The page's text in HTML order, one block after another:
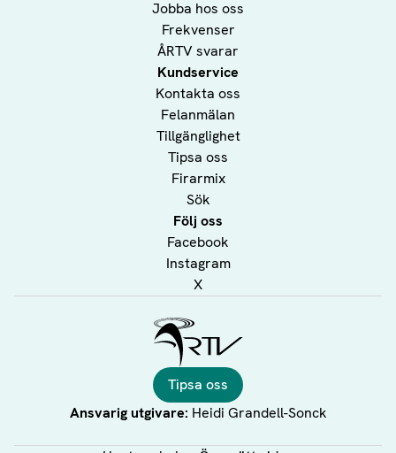
Jobba hos oss
Frekvenser
ÅRTV svarar
Kundservice
Kontakta oss
Felanmälan
Tillgänglighet
Tipsa oss
Firarmix
Sök
Följ oss
Facebook
Instagram
X
Tipsa oss
Ansvarig utgivare: Heidi Grandell-Sonck